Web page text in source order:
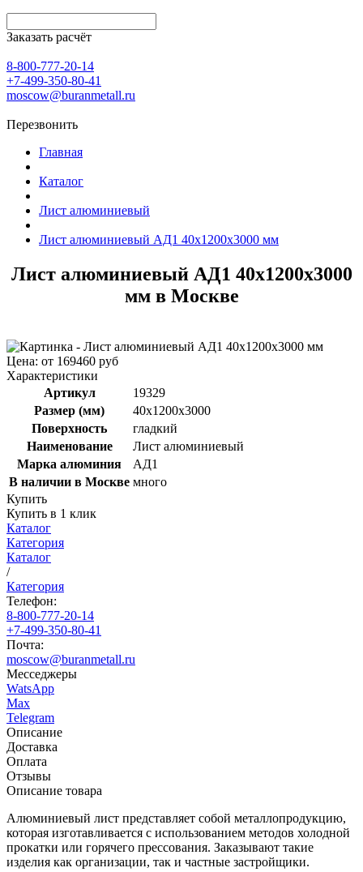
Заказать расчёт
8-800-777-20-14
+7-499-350-80-41
moscow@buranmetall.ru
Перезвонить
Главная
Каталог
Лист алюминиевый
Лист алюминиевый АД1 40x1200x3000 мм
Лист алюминиевый АД1 40x1200x3000
мм в Москве
Цена: от 169460 руб
Характеристики
Артикул
19329
Размер (мм)
40x1200x3000
Поверхность
гладкий
Наименование
Лист алюминиевый
Марка алюминия
АД1
В наличии в Москве много
Купить
Купить в 1 клик
Каталог
Категория
Каталог
/
Категория
Телефон:
8-800-777-20-14
+7-499-350-80-41
Почта:
moscow@buranmetall.ru
Месседжеры
WatsApp
Max
Telegram
Описание
Доставка
Оплата
Отзывы
Описание товара
Алюминиевый лист представляет собой металлопродукцию,
которая изготавливается с использованием методов холодной
прокатки или горячего прессования. Заказывают такие
изделия как организации, так и частные застройщики.